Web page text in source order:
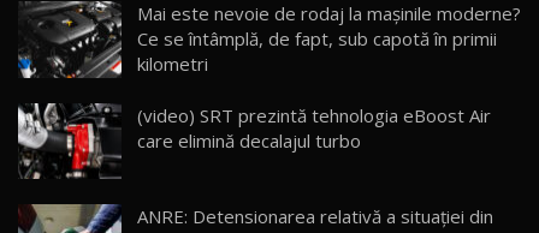
15 14:37
16
AutoBlogMD
13:10
17 20:06
Mai este nevoie de rodaj la mașinile moderne?
Ce se întâmplă, de fapt, sub capotă în primii
kilometri
(video) SRT prezintă tehnologia eBoost Air
care elimină decalajul turbo
ANRE: Detensionarea relativă a situației din